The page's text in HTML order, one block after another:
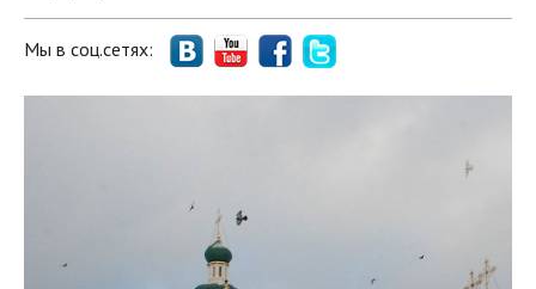
Мы в соц.сетях: